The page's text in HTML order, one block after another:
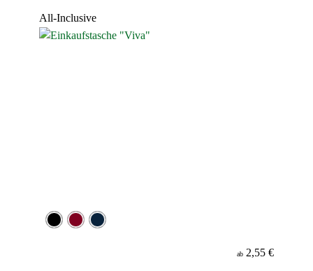
All-Inclusive
ab 2,55 €